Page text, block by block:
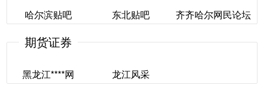
息港
哈尔滨贴吧
哈尔滨贴吧
东北贴吧
东北贴吧
齐齐哈尔网民论坛
齐齐哈尔网民论坛
期货证券
黑龙江****网
龙江风采